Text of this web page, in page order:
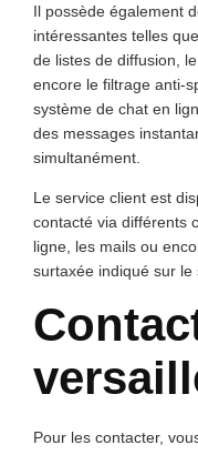
Il possède également
intéressantes telles
de listes de diffusion,
encore le filtrage anti-
système de chat en
des messages
simultanément.
Le service client est
contacté via différents
ligne, les mails ou
surtaxée indiqué sur le
Pour les contacter,